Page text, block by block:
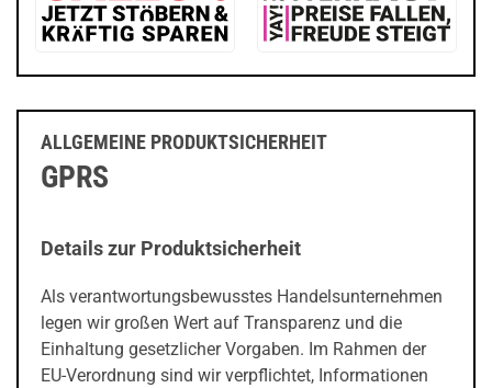
ALLGEMEINE PRODUKTSICHERHEIT
GPRS
Details zur Produktsicherheit
Als verantwortungsbewusstes Handelsunternehmen
legen wir großen Wert auf Transparenz und die
Einhaltung gesetzlicher Vorgaben. Im Rahmen der
EU-Verordnung sind wir verpflichtet, Informationen